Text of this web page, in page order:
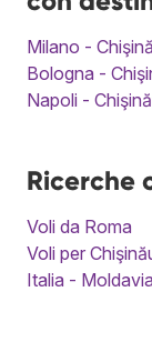
Milano -
Bologna -
Napoli -
Ricerche
Voli da Roma
Voli per
Italia - Moldavia